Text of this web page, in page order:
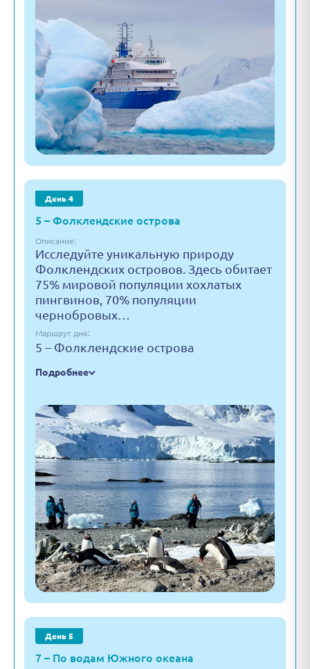
День 4
5 – Фолклендские острова
Описание:
Исследуйте уникальную природу
Фолклендских островов. Здесь обитает
75% мировой популяции хохлатых
пингвинов, 70% популяции
чернобровых…
Маршрут дня:
5 – Фолклендские острова
Подробнее
День 5
7 – По водам Южного океана